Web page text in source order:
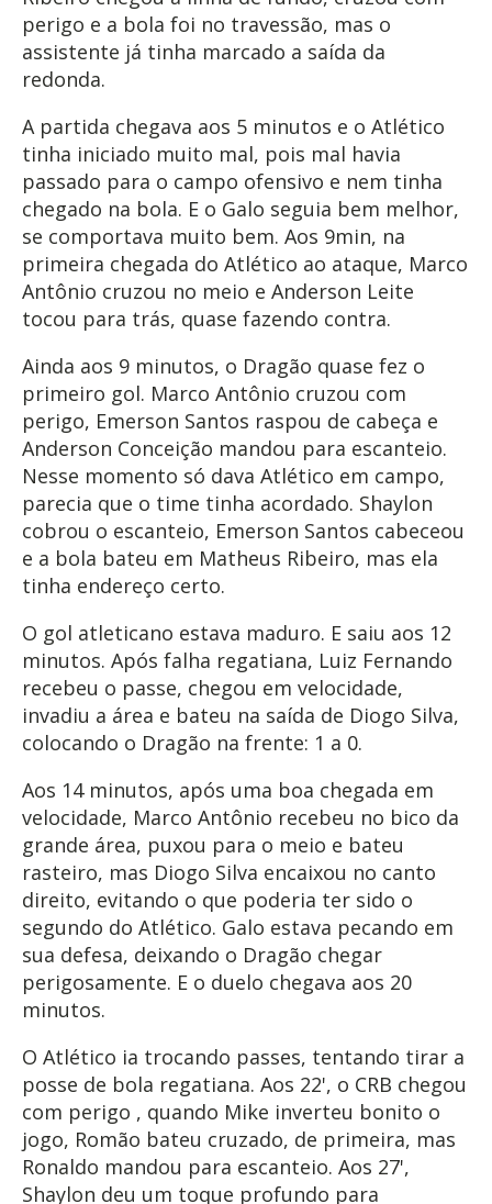
perigo e a bola foi no travessão, mas o
assistente já tinha marcado a saída da
redonda.
A partida chegava aos 5 minutos e o Atlético
tinha iniciado muito mal, pois mal havia
passado para o campo ofensivo e nem tinha
chegado na bola. E o Galo seguia bem melhor,
se comportava muito bem. Aos 9min, na
primeira chegada do Atlético ao ataque, Marco
Antônio cruzou no meio e Anderson Leite
tocou para trás, quase fazendo contra.
Ainda aos 9 minutos, o Dragão quase fez o
primeiro gol. Marco Antônio cruzou com
perigo, Emerson Santos raspou de cabeça e
Anderson Conceição mandou para escanteio.
Nesse momento só dava Atlético em campo,
parecia que o time tinha acordado. Shaylon
cobrou o escanteio, Emerson Santos cabeceou
e a bola bateu em Matheus Ribeiro, mas ela
tinha endereço certo.
O gol atleticano estava maduro. E saiu aos 12
minutos. Após falha regatiana, Luiz Fernando
recebeu o passe, chegou em velocidade,
invadiu a área e bateu na saída de Diogo Silva,
colocando o Dragão na frente: 1 a 0.
Aos 14 minutos, após uma boa chegada em
velocidade, Marco Antônio recebeu no bico da
grande área, puxou para o meio e bateu
rasteiro, mas Diogo Silva encaixou no canto
direito, evitando o que poderia ter sido o
segundo do Atlético. Galo estava pecando em
sua defesa, deixando o Dragão chegar
perigosamente. E o duelo chegava aos 20
minutos.
O Atlético ia trocando passes, tentando tirar a
posse de bola regatiana. Aos 22', o CRB chegou
com perigo , quando Mike inverteu bonito o
jogo, Romão bateu cruzado, de primeira, mas
Ronaldo mandou para escanteio. Aos 27',
Shaylon deu um toque profundo para